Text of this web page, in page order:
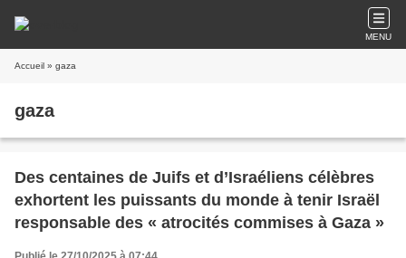
MENU
Accueil » gaza
gaza
Des centaines de Juifs et d’Israéliens célèbres
exhortent les puissants du monde à tenir Israël
responsable des « atrocités commises à Gaza »